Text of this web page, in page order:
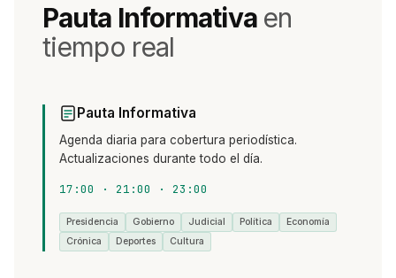
Pauta Informativa en
tiempo real
Pauta Informativa
Agenda diaria para cobertura periodística.
Actualizaciones durante todo el día.
17:00 · 21:00 · 23:00
Presidencia Gobierno Judicial Política
Economía
Crónica
Deportes Cultura